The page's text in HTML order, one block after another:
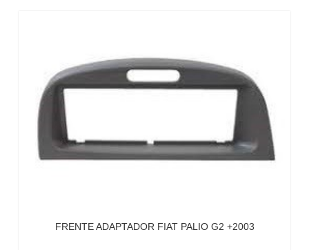
FRENTE ADAPTADOR FIAT PALIO G2 +2003